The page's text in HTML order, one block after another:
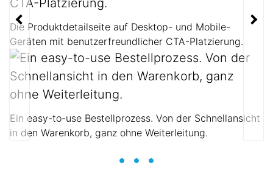
Die Produktdetailseite auf Desktop- und Mobile-
Geräten mit benutzerfreundlicher CTA-Platzierung.
Ein easy-to-use Bestellprozess. Von der Schnellansicht
in den Warenkorb, ganz ohne Weiterleitung.
mehr als 50
facebook